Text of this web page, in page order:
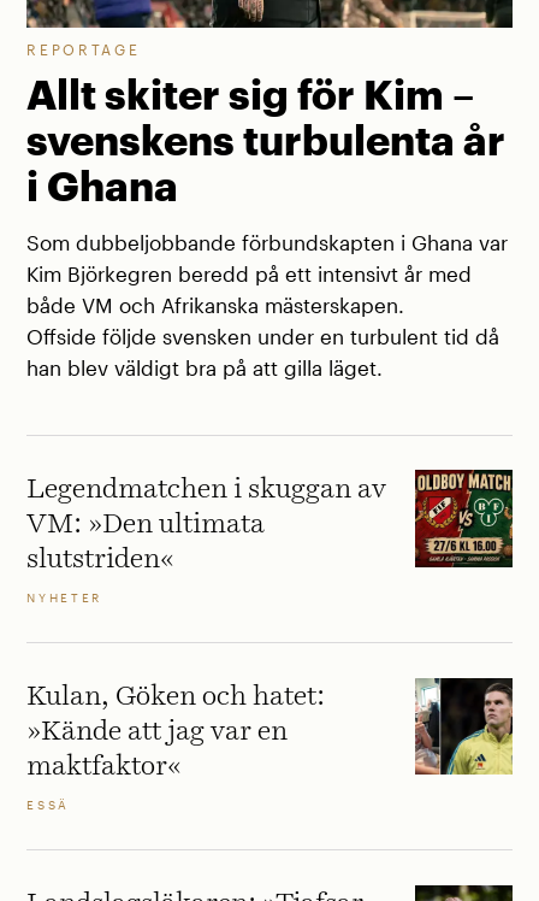
REPORTAGE
Allt skiter sig för Kim –
svenskens turbulenta år
i Ghana
Som dubbeljobbande förbundskapten i Ghana var
Kim Björkegren beredd på ett intensivt år med
både VM och Afrikanska mästerskapen.
Offside följde svensken under en turbulent tid då
han blev väldigt bra på att gilla läget.
Legendmatchen i skuggan av
VM: »Den ultimata
slutstriden«
NYHETER
Kulan, Göken och hatet:
»Kände att jag var en
maktfaktor«
ESSÄ